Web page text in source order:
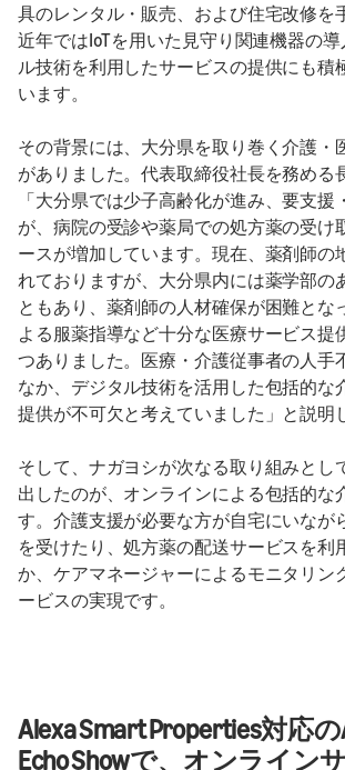
具のレンタル・販売、および住宅改修を
近年ではIoTを用いた見守り関連機器の
ル技術を利用したサービスの提供にも積
います。
その背景には、大分県を取り巻く介護・
がありました。代表取締役社長を務める
「大分県では少子高齢化が進み、要支援
が、病院の受診や薬局での処方薬の受け
ースが増加しています。現在、薬剤師の
れておりますが、大分県内には薬学部の
ともあり、薬剤師の人材確保が困難とな
よる服薬指導など十分な医療サービス提
つありました。医療・介護従事者の人手
なか、デジタル技術を活用した包括的な
提供が不可欠と考えていました」と説明
そして、ナガヨシが次なる取り組みとし
出したのが、オンラインによる包括的な
す。介護支援が必要な方が自宅にいなが
を受けたり、処方薬の配送サービスを利
か、ケアマネージャーによるモニタリン
ービスの実現です。
Alexa Smart Properties対応
Echo Showで、オンライン